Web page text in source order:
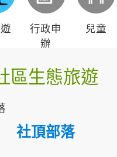
行政申
辦
兒童
區生態旅遊
社頂部落